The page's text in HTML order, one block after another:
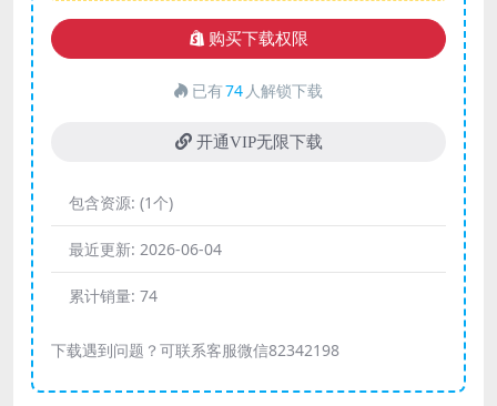
购买下载权限
已有74 人解锁下载
开通VIP无限下载
包含资源: (1个)
最近更新: 2026-06-04
累计销量: 74
下载遇到问题？可联系客服微信82342198